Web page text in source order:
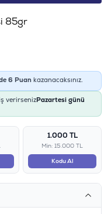
85gr
6 Puan kazanacaksınız.
verirsenizPazartesi günü
1.000 TL
Min: 15.000 TL
Kodu Al